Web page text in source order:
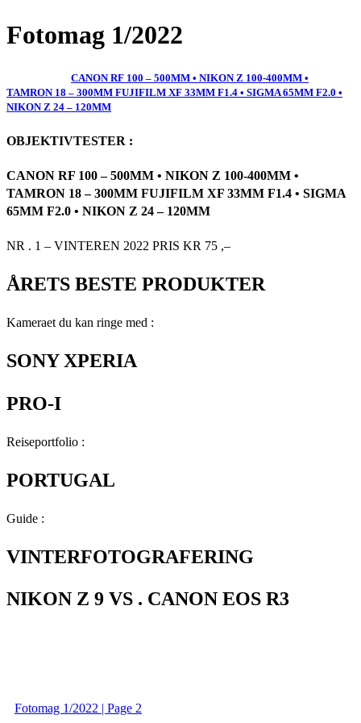
Fotomag 1/2022
CANON RF 100 – 500MM • NIKON Z 100-400MM •
TAMRON 18 – 300MM FUJIFILM XF 33MM F1.4 • SIGMA 65MM F2.0 •
NIKON Z 24 – 120MM
OBJEKTIVTESTER :
CANON RF 100 – 500MM • NIKON Z 100-400MM •
TAMRON 18 – 300MM FUJIFILM XF 33MM F1.4 • SIGMA
65MM F2.0 • NIKON Z 24 – 120MM
NR . 1 – VINTEREN 2022 PRIS KR 75 ,–
ÅRETS BESTE PRODUKTER
Kameraet du kan ringe med :
SONY XPERIA
PRO-I
Reiseportfolio :
PORTUGAL
Guide :
VINTERFOTOGRAFERING
NIKON Z 9 VS . CANON EOS R3
Fotomag 1/2022 | Page 2